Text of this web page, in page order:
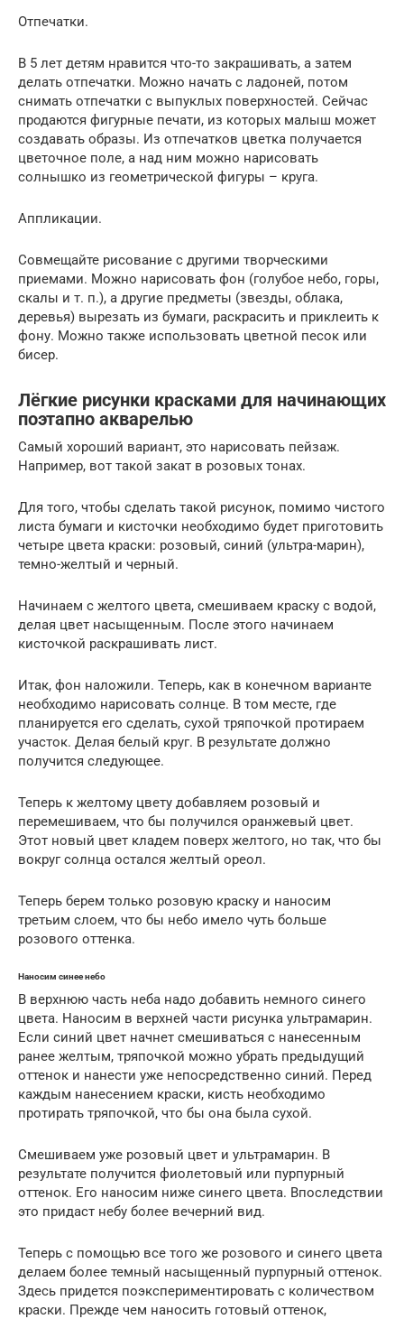
Отпечатки.
В 5 лет детям нравится что-то закрашивать, а затем
делать отпечатки. Можно начать с ладоней, потом
снимать отпечатки с выпуклых поверхностей. Сейчас
продаются фигурные печати, из которых малыш может
создавать образы. Из отпечатков цветка получается
цветочное поле, а над ним можно нарисовать
солнышко из геометрической фигуры – круга.
Аппликации.
Совмещайте рисование с другими творческими
приемами. Можно нарисовать фон (голубое небо, горы,
скалы и т. п.), а другие предметы (звезды, облака,
деревья) вырезать из бумаги, раскрасить и приклеить к
фону. Можно также использовать цветной песок или
бисер.
Лёгкие рисунки красками для начинающих
поэтапно акварелью
Самый хороший вариант, это нарисовать пейзаж.
Например, вот такой закат в розовых тонах.
Для того, чтобы сделать такой рисунок, помимо чистого
листа бумаги и кисточки необходимо будет приготовить
четыре цвета краски: розовый, синий (ультра-марин),
темно-желтый и черный.
Начинаем с желтого цвета, смешиваем краску с водой,
делая цвет насыщенным. После этого начинаем
кисточкой раскрашивать лист.
Итак, фон наложили. Теперь, как в конечном варианте
необходимо нарисовать солнце. В том месте, где
планируется его сделать, сухой тряпочкой протираем
участок. Делая белый круг. В результате должно
получится следующее.
Теперь к желтому цвету добавляем розовый и
перемешиваем, что бы получился оранжевый цвет.
Этот новый цвет кладем поверх желтого, но так, что бы
вокруг солнца остался желтый ореол.
Теперь берем только розовую краску и наносим
третьим слоем, что бы небо имело чуть больше
розового оттенка.
Наносим синее небо
В верхнюю часть неба надо добавить немного синего
цвета. Наносим в верхней части рисунка ультрамарин.
Если синий цвет начнет смешиваться с нанесенным
ранее желтым, тряпочкой можно убрать предыдущий
оттенок и нанести уже непосредственно синий. Перед
каждым нанесением краски, кисть необходимо
протирать тряпочкой, что бы она была сухой.
Смешиваем уже розовый цвет и ультрамарин. В
результате получится фиолетовый или пурпурный
оттенок. Его наносим ниже синего цвета. Впоследствии
это придаст небу более вечерний вид.
Теперь с помощью все того же розового и синего цвета
делаем более темный насыщенный пурпурный оттенок.
Здесь придется поэкспериментировать с количеством
краски. Прежде чем наносить готовый оттенок,